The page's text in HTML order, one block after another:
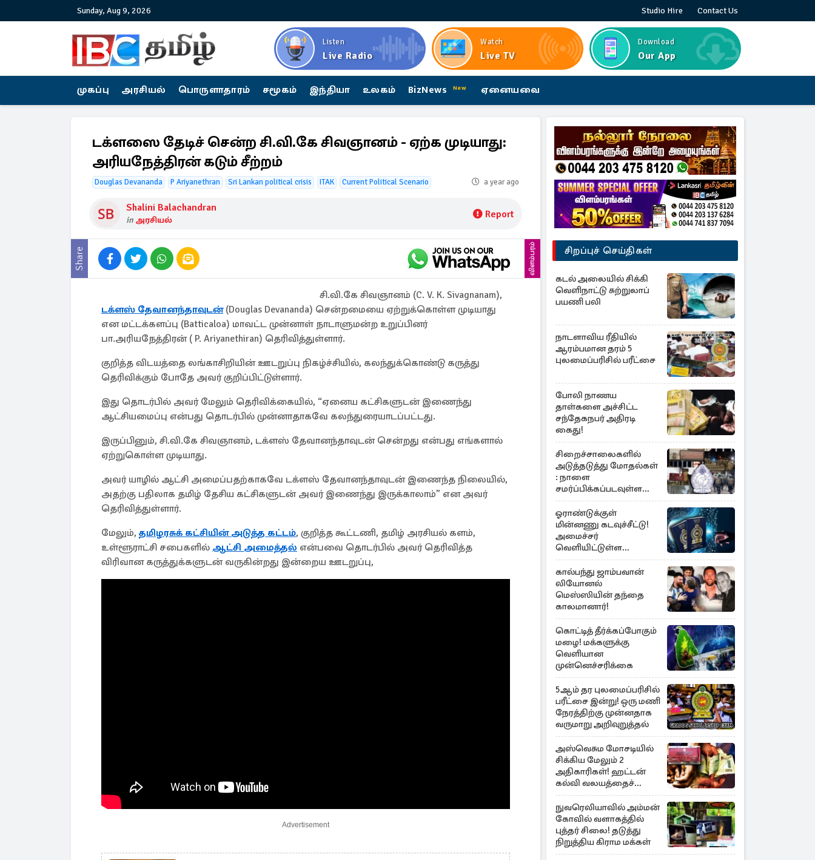
Sunday, Aug 9, 2026 Studio Hire Contact Us
Listen
Live Radio
Watch
Live TV
Download
Our App
முகப்பு அரசியல் பொருளாதாரம் சமூகம் இந்தியா உலகம் BizNews New ஏனையவை
டக்ளஸை தேடிச் சென்ற சி.வி.கே சிவஞானம் - ஏற்க முடியாது:
அரியநேத்திரன் கடும் சீற்றம்
Douglas Devananda P Ariyanethran Sri Lankan political crisis ITAK Current Political Scenario a year ago
Shalini Balachandran
in அரசியல் Report
Share விளம்பரம்
சி.வி.கே சிவஞானம் (C. V. K. Sivagnanam),
டக்ளஸ் தேவானந்தாவுடன்(Douglas Devananda) சென்றமையை ஏற்றுக்கொள்ள முடியாது
என மட்டக்களப்பு (Batticaloa) மாவட்ட முன்னாள் நாடாளுமன்ற உறுப்பினர்
பா.அரியநேத்திரன் ( P. Ariyanethiran) தெரிவித்துள்ளார்.
குறித்த விடயத்தை லங்காசிறியின் ஊடறுப்பு நிகழ்ச்சியில், கலந்துக்கொண்டு கருத்து
தெரிவிக்கும் போதே அவர் குறிப்பிட்டுள்ளார்.
இது தொடர்பில் அவர் மேலும் தெரிவிக்கையில், “ஏனைய கட்சிகளுடன் இணைந்து
ஆட்சியமைப்பு என்பது தொடர்பில் முன்னாதாகவே கலந்துரையாடப்பட்டது.
இருப்பினும், சி.வி.கே சிவஞானம், டக்ளஸ் தேவானந்தாவுடன் சென்றது என்பது எங்களால்
ஏற்றுகொள்ள முடியாது.
அவர் யாழில் ஆட்சி அமைப்பதற்காகவே டக்ளஸ் தேவானந்தாவுடன் இணைந்த நிலையில்,
அதற்கு பதிலாக தமிழ் தேசிய கட்சிகளுடன் அவர் இணைந்து இருக்காலாம்” என அவர்
தெரிவித்துள்ளார்.
மேலும், தமிழரசுக் கட்சியின் அடுத்த கட்டம், குறித்த கூட்டணி, தமிழ் அரசியல் களம்,
உள்ளூராட்சி சபைகளில் ஆட்சி அமைத்தல் என்பவை தொடர்பில் அவர் தெரிவித்த
விரிவான கருத்துக்களுடன் வருகின்றது இன்றைய ஊடறுப்பு,
Advertisement
சிறப்புச் செய்திகள்
கடல் அலையில் சிக்கி
வெளிநாட்டு சுற்றுலாப்
பயணி பலி
நாடளாவிய ரீதியில்
ஆரம்பமான தரம் 5
புலமைப்பரிசில் பரீட்சை
போலி நாணய
தாள்களை அச்சிட்ட
சந்தேகநபர் அதிரடி
கைது!
சிறைச்சாலைகளில்
அடுத்தடுத்து மோதல்கள்
: நாளை
சமர்ப்பிக்கப்படவுள்ள
அறிக்கை
ஓராண்டுக்குள்
மின்னணு கடவுச்சீட்டு!
அமைச்சர்
வெளியிட்டுள்ள
அறிவிப்பு
கால்பந்து ஜாம்பவான்
லியோனல்
மெஸ்ஸியின் தந்தை
காலமானார்!
கொட்டித் தீர்க்கப்போகும்
மழை! மக்களுக்கு
வெளியான
முன்னெச்சரிக்கை
5ஆம் தர புலமைப்பரிசில்
பரீட்சை இன்று! ஒரு மணி
நேரத்திற்கு முன்னதாக
வருமாறு அறிவுறுத்தல்
அஸ்வெசும மோசடியில்
சிக்கிய மேலும் 2
அதிகாரிகள்! ஹட்டன்
கல்வி வலயத்தைச்
சேர்ந்த 6 ஆசிரியர்கள்
குறித்து விசாரணை
நுவரெலியாவில் அம்மன்
கோவில் வளாகத்தில்
புத்தர் சிலை! தடுத்து
நிறுத்திய கிராம மக்கள்